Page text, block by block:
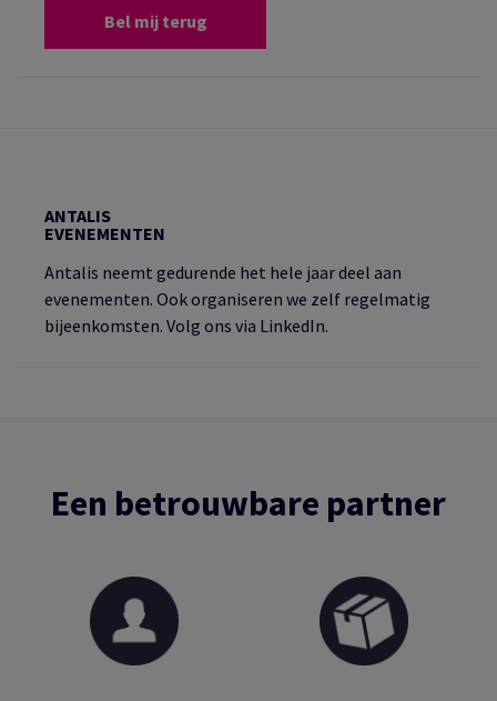
Bel mij terug
ANTALIS
EVENEMENTEN
Antalis neemt gedurende het hele jaar deel aan
evenementen. Ook organiseren we zelf regelmatig
bijeenkomsten. Volg ons via LinkedIn.
Een betrouwbare partner